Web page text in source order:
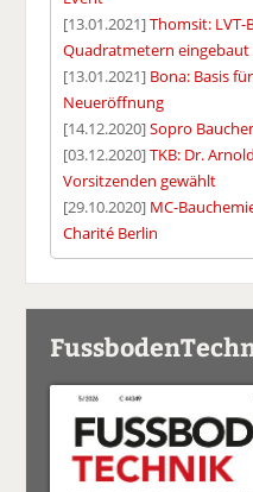
[13.01.2021]Thomsit: LVT-
Quadratmetern eingebaut
[13.01.2021] Bona: Basis
Neueröffnung
[14.12.2020]Sopro
[03.12.2020]TKB: Dr.
Vorsitzenden gewählt
[29.10.2020] MC-
Charité Berlin